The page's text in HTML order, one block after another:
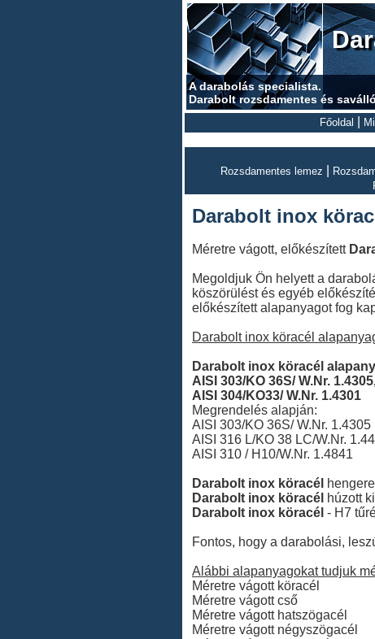
A darabolás specialista.
Darabolt rozsdamentes és
Főoldal
Rozsdamentes lemez
Darabolt inox
Méretre vágott, előkészített
Megoldjuk Ön helyett a
köszörülést és egyéb
előkészített alapanyagot fog
Darabolt inox köracél
Darabolt inox köracél
AISI 303/KO 36S/ W.Nr.
AISI 304/KO33/ W.Nr. 1.4301
Megrendelés alapján:
AISI 303/KO 36S/ W.Nr. 1.4305
AISI 316 L/KO 38 LC/W.Nr.
AISI 310 / H10/W.Nr. 1.4841
Darabolt inox köracél
Darabolt inox köracél húzott
Darabolt inox köracél - H7
Fontos, hogy a darabolási,
Alábbi alapanyagokat tudjuk
Méretre vágott köracél
Méretre vágott cső
Méretre vágott hatszögacél
Méretre vágott négyszögacél